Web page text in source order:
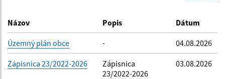
Filtrovať Reset
Názov Popis Dátum
Územný plán obce - 04.08.2026
Zápisnica 23/2022-2026
Zápisnica
23/2022-2026
03.08.2026